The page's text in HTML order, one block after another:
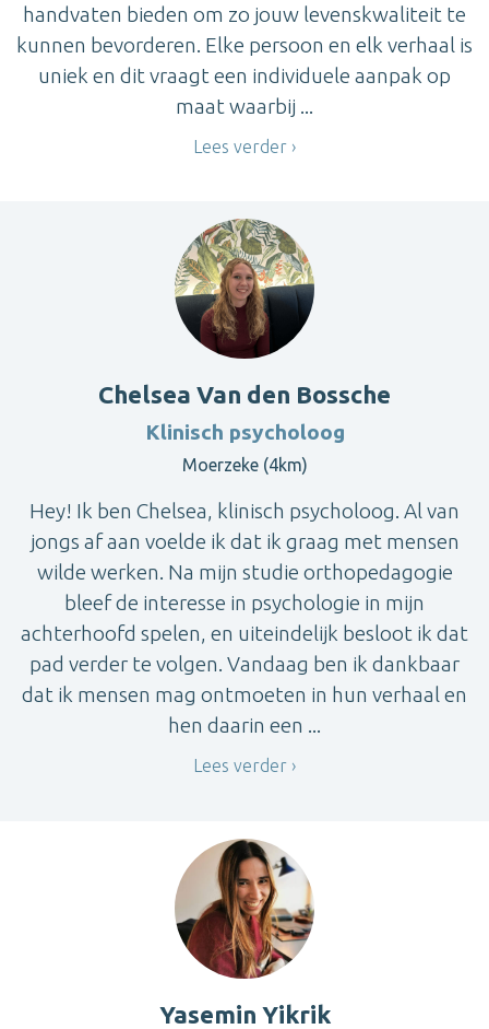
handvaten bieden om zo jouw levenskwaliteit te
kunnen bevorderen. Elke persoon en elk verhaal is
uniek en dit vraagt een individuele aanpak op
maat waarbij ...
Lees verder
Chelsea Van den Bossche
Klinisch psycholoog
Moerzeke (4km)
Hey! Ik ben Chelsea, klinisch psycholoog. Al van
jongs af aan voelde ik dat ik graag met mensen
wilde werken. Na mijn studie orthopedagogie
bleef de interesse in psychologie in mijn
achterhoofd spelen, en uiteindelijk besloot ik dat
pad verder te volgen. Vandaag ben ik dankbaar
dat ik mensen mag ontmoeten in hun verhaal en
hen daarin een ...
Lees verder
Yasemin Yikrik